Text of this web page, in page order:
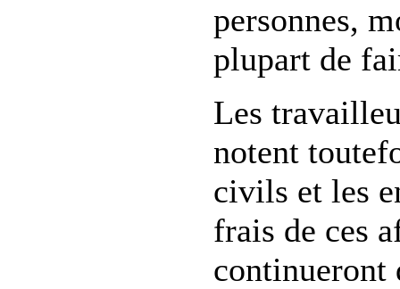
personnes,
plupart de
Les
notent
civils et les
frais de ces
continueront